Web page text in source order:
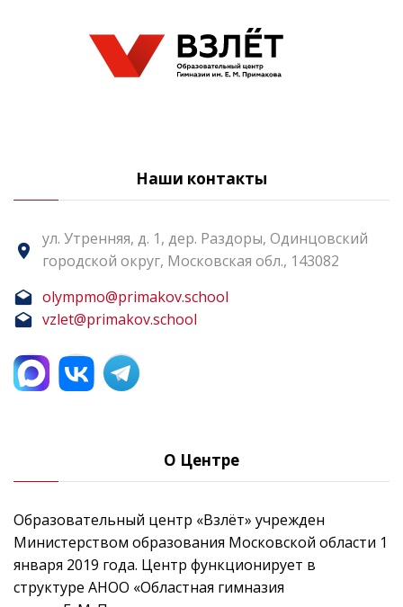
Наши контакты
ул. Утренняя, д. 1, дер. Раздоры, Одинцовский
городской округ, Московская обл., 143082
olympmo@primakov.school
vzlet@primakov.school
О Центре
Образовательный центр «Взлёт» учрежден
Министерством образования Московской области 1
января 2019 года. Центр функционирует в
структуре АНОО «Областная гимназия